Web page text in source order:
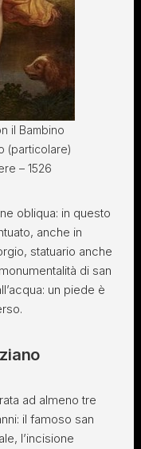
il Bambino
(particolare)
– 1526
obliqua: in questo
anche in
statuario anche
di san
un piede è
ad almeno tre
il famoso san
l’incisione